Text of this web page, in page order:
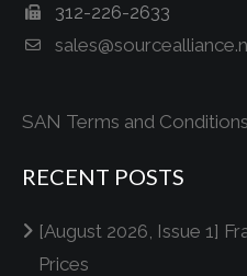
312-226-2633
SAN Terms and Conditions
RECENT POSTS
[August 2026, Issue 1]
Prices